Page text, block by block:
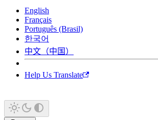
English
Français
Português (Brasil)
한국어
中文（中国）
Help Us Translate